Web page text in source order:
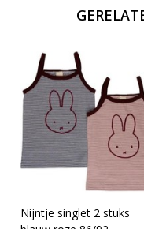
Nijntje singlet 2 stuks